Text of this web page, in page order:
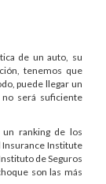
de un auto, su
tenemos que
puede llegar un
será suficiente
ranking de los
Insurance Institute
de Seguros
son las más